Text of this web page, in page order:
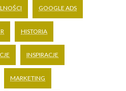
GOOGLE ADS
HISTORIA
INSPIRACJE
MARKETING